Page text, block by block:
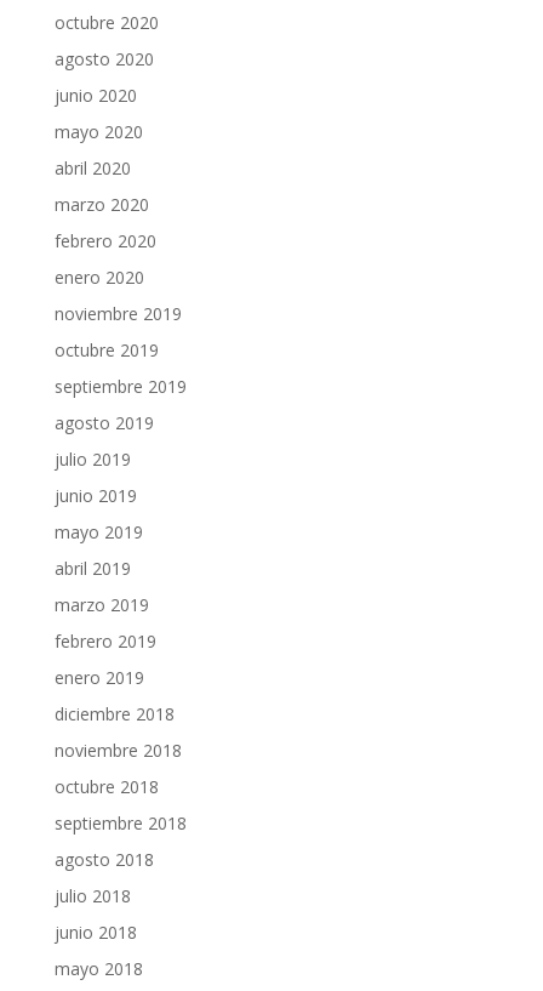
octubre 2020
agosto 2020
junio 2020
mayo 2020
abril 2020
marzo 2020
febrero 2020
enero 2020
noviembre 2019
octubre 2019
septiembre 2019
agosto 2019
julio 2019
junio 2019
mayo 2019
abril 2019
marzo 2019
febrero 2019
enero 2019
diciembre 2018
noviembre 2018
octubre 2018
septiembre 2018
agosto 2018
julio 2018
junio 2018
mayo 2018